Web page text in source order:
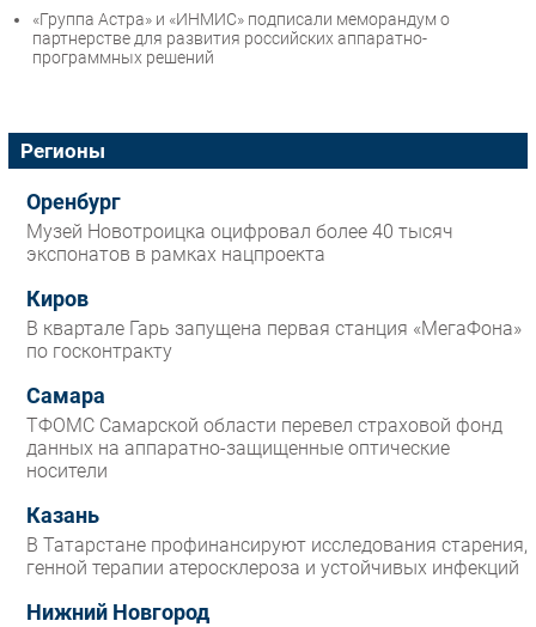
«Группа Астра» и «ИНМИС» подписали меморандум о
партнерстве для развития российских аппаратно-
программных решений
Регионы
Оренбург
Музей Новотроицка оцифровал более 40 тысяч
экспонатов в рамках нацпроекта
Киров
В квартале Гарь запущена первая станция «МегаФона»
по госконтракту
Самара
ТФОМС Самарской области перевел страховой фонд
данных на аппаратно-защищенные оптические
носители
Казань
В Татарстане профинансируют исследования старения,
генной терапии атеросклероза и устойчивых инфекций
Нижний Новгород